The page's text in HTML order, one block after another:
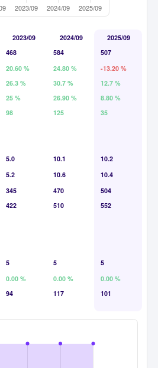
2023/09 2024/09
2025/09
468 584
507
20.60 % 24.80 %
-13.20 %
26.3 % 30.7 %
12.7 %
25 % 26.90 %
8.80 %
98 125 35
5.0 10.1
10.2
5.2 10.6
10.4
345 470
504
422 510 552
5 5
5
0.00 % 0.00 %
0.00 %
94 117 101